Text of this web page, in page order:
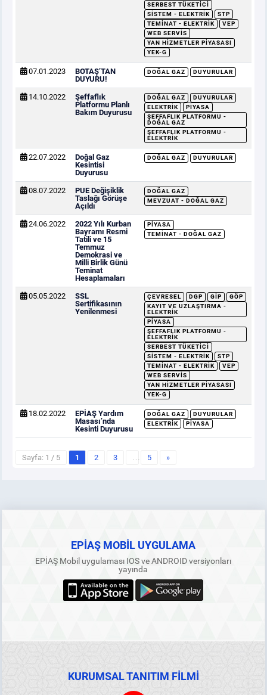
SERBEST TÜKETICI
SISTEM - ELEKTRIK
STP
TEMINAT - ELEKTRIK
VEP
WEB SERVIS
YAN HIZMETLER PIYASASI
YEK-G
07.01.2023
BOTAŞ’TAN
DUYURU!
DOĞAL GAZ DUYURULAR
14.10.2022
Şeffaflık
Platformu Planlı
Bakım Duyurusu
DOĞAL GAZ
DUYURULAR
ELEKTRIK
PIYASA
ŞEFFAFLIK PLATFORMU -
DOĞAL GAZ
ŞEFFAFLIK PLATFORMU -
ELEKTRIK
22.07.2022
Doğal Gaz
Kesintisi
Duyurusu
DOĞAL GAZ DUYURULAR
08.07.2022
PUE Değişiklik
Taslağı Görüşe
Açıldı
DOĞAL GAZ
MEVZUAT - DOĞAL GAZ
24.06.2022
2022 Yılı Kurban
Bayramı Resmi
Tatili ve 15
Temmuz
Demokrasi ve
Milli Birlik Günü
Teminat
Hesaplamaları
PIYASA
TEMINAT - DOĞAL GAZ
05.05.2022
SSL
Sertifikasının
Yenilenmesi
ÇEVRESEL DGP GİP
GÖP
KAYIT VE UZLAŞTIRMA -
ELEKTRIK
PIYASA
ŞEFFAFLIK PLATFORMU -
ELEKTRIK
SERBEST TÜKETICI
SISTEM - ELEKTRIK
STP
TEMINAT - ELEKTRIK
VEP
WEB SERVIS
YAN HIZMETLER PIYASASI
YEK-G
18.02.2022
EPİAŞ Yardım
Masası’nda
Kesinti Duyurusu
DOĞAL GAZ
DUYURULAR
ELEKTRIK
PIYASA
Sayfa: 1 / 5 1 2 3 … 5 »
EPİAŞ MOBİL UYGULAMA
EPİAŞ Mobil uygulaması IOS ve ANDROID versiyonları
yayında
KURUMSAL TANITIM FİLMİ